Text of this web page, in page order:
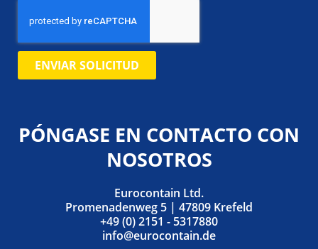
ENVIAR SOLICITUD
PÓNGASE EN CONTACTO CON
NOSOTROS
Eurocontain Ltd.
Promenadenweg 5 | 47809 Krefeld
+49 (0) 2151 - 5317880
info@eurocontain.de